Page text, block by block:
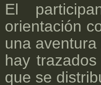
El
orientación
una
hay
que se